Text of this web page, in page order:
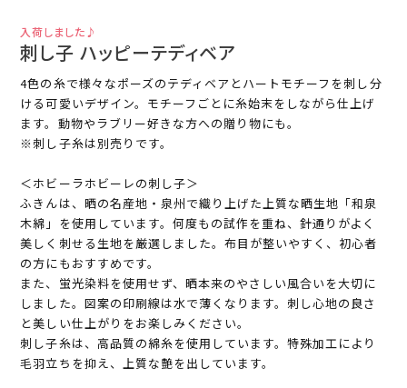
入荷しました♪
刺し子 ハッピーテディベア
4色の糸で様々なポーズのテディベアとハートモチーフを刺し分
ける可愛いデザイン。モチーフごとに糸始末をしながら仕上げ
ます。動物やラブリー好きな方への贈り物にも。
※刺し子糸は別売りです。
＜ホビーラホビーレの刺し子＞
ふきんは、晒の名産地・泉州で織り上げた上質な晒生地「和泉
木綿」を使用しています。何度もの試作を重ね、針通りがよく
美しく刺せる生地を厳選しました。布目が整いやすく、初心者
の方にもおすすめです。
また、蛍光染料を使用せず、晒本来のやさしい風合いを大切に
しました。図案の印刷線は水で薄くなります。刺し心地の良さ
と美しい仕上がりをお楽しみください。
刺し子糸は、高品質の綿糸を使用しています。特殊加工により
毛羽立ちを抑え、上質な艶を出しています。